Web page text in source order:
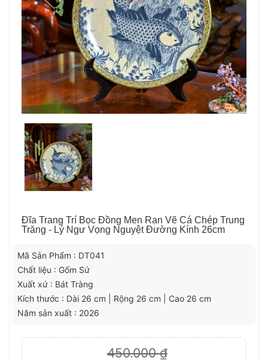
Đĩa Trang Trí Bọc Đồng Men Rạn Vẽ Cá Chép Trung
Trăng - Lý Ngư Vọng Nguyệt Đường Kính 26cm
Mã Sản Phẩm : DT041
Chất liệu : Gốm Sứ
Xuất xứ : Bát Tràng
Kích thước : Dài 26 cm | Rộng 26 cm | Cao 26 cm
Năm sản xuất : 2026
450.000 ₫